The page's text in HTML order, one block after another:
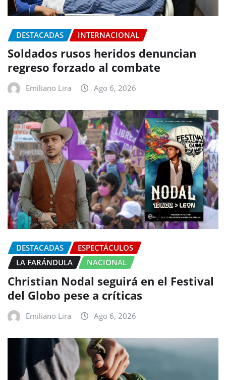
DESTACADAS INTERNACIONAL
Soldados rusos heridos denuncian
regreso forzado al combate
Emiliano Lira Ago 6, 2026
DESTACADAS
ESPECTÁCULOS
LA FARÁNDULA
NACIONAL
Christian Nodal seguirá en el Festival
del Globo pese a críticas
Emiliano Lira Ago 6, 2026